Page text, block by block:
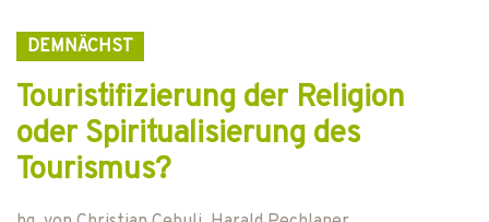
DEMNÄCHST
Touristifizierung der Religion
oder Spiritualisierung des
Tourismus?